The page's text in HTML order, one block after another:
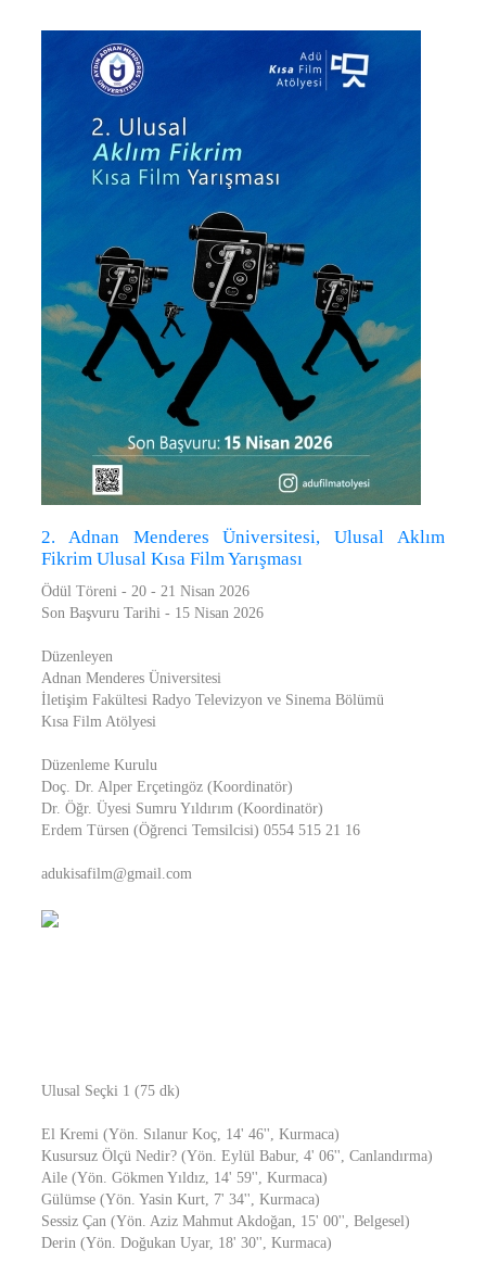
2. Adnan Menderes Üniversitesi, Ulusal Aklım
Fikrim Ulusal Kısa Film Yarışması
Ödül Töreni - 20 - 21 Nisan 2026
Son Başvuru Tarihi - 15 Nisan 2026
Düzenleyen
Adnan Menderes Üniversitesi
İletişim Fakültesi Radyo Televizyon ve Sinema Bölümü
Kısa Film Atölyesi
Düzenleme Kurulu
Doç. Dr. Alper Erçetingöz (Koordinatör)
Dr. Öğr. Üyesi Sumru Yıldırım (Koordinatör)
Erdem Türsen (Öğrenci Temsilcisi) 0554 515 21 16
adukisafilm@gmail.com
Ulusal Seçki 1 (75 dk)
El Kremi (Yön. Sılanur Koç, 14' 46'', Kurmaca)
Kusursuz Ölçü Nedir? (Yön. Eylül Babur, 4' 06'', Canlandırma)
Aile (Yön. Gökmen Yıldız, 14' 59'', Kurmaca)
Gülümse (Yön. Yasin Kurt, 7' 34'', Kurmaca)
Sessiz Çan (Yön. Aziz Mahmut Akdoğan, 15' 00'', Belgesel)
Derin (Yön. Doğukan Uyar, 18' 30'', Kurmaca)